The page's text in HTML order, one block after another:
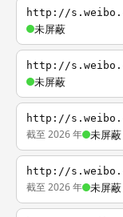
http://
未屏蔽
http://
未屏蔽
http://
截至 2026 年 未屏蔽
http://
截至 2026 年 未屏蔽